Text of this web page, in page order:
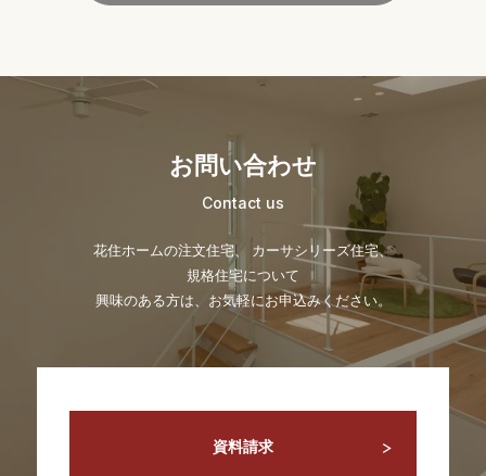
お問い合わせ
Contact us
花住ホームの注文住宅、 カーサシリーズ住宅、
規格住宅について
興味のある方は、お気軽にお申込みください。
資料請求